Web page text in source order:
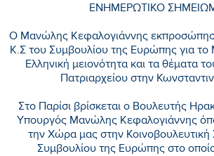
ΕΝΗΜΕΡΩΤΙΚΟ
Ο Μανώλης Κεφαλογιάννης
Κ.Σ του Συμβουλίου της Ευρώπης για
Ελληνική μειονότητα και τα θέματα
Πατριαρχείου στην
Στο Παρίσι βρίσκεται ο Βουλευτής
Υπουργός Μανώλης Κεφαλογιάννης
την Χώρα μας στην
Συμβουλίου της Ευρώπης στο